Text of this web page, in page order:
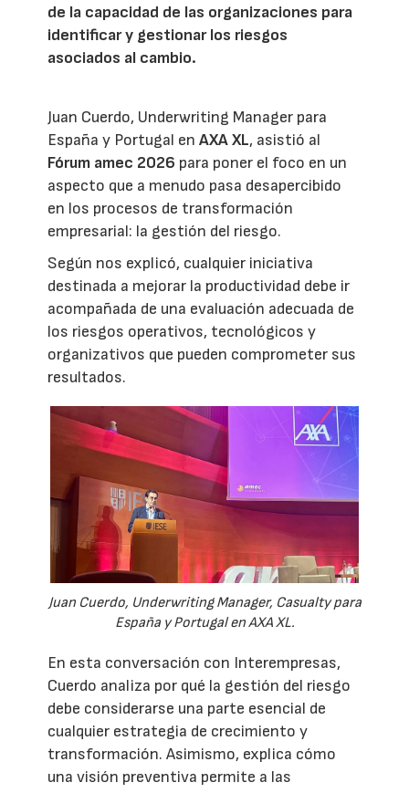
de la capacidad de las organizaciones para
identificar y gestionar los riesgos
asociados al cambio.
Juan Cuerdo, Underwriting Manager para
España y Portugal enAXA XL, asistió al
Fórum amec 2026 para poner el foco en un
aspecto que a menudo pasa desapercibido
en los procesos de transformación
empresarial: la gestión del riesgo.
Según nos explicó, cualquier iniciativa
destinada a mejorar la productividad debe ir
acompañada de una evaluación adecuada de
los riesgos operativos, tecnológicos y
organizativos que pueden comprometer sus
resultados.
Juan Cuerdo, Underwriting Manager, Casualty para
España y Portugal en AXA XL.
En esta conversación con Interempresas,
Cuerdo analiza por qué la gestión del riesgo
debe considerarse una parte esencial de
cualquier estrategia de crecimiento y
transformación. Asimismo, explica cómo
una visión preventiva permite a las